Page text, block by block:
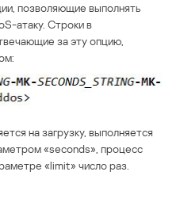
позволяющие выполнять
атаку. Строки в
за эту опцию,
на загрузку, выполняется
«seconds», процесс
«limit» число раз.